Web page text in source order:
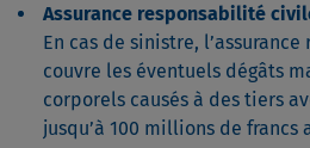
Assurance responsabilité
En cas de sinistre,
couvre les éventuels dégâts
corporels causés à des tiers
jusqu’à 100 millions de francs